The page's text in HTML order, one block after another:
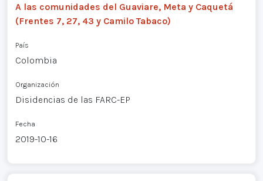
A las comunidades del Guaviare, Meta y Caquetá
(Frentes 7, 27, 43 y Camilo Tabaco)
País
Colombia
Organización
Disidencias de las FARC-EP
Fecha
2019-10-16